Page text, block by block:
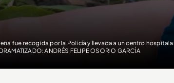
fue recogida por la Policía y llevada a un centro
ANDRÉS FELIPE OSORIO GARCÍA